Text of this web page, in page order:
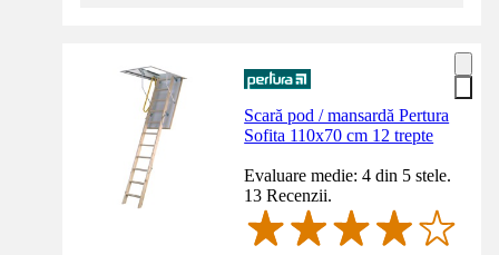
Scară pod / mansardă Pertura
Sofita 110x70 cm 12 trepte
Evaluare medie: 4 din 5 stele.
13 Recenzii.